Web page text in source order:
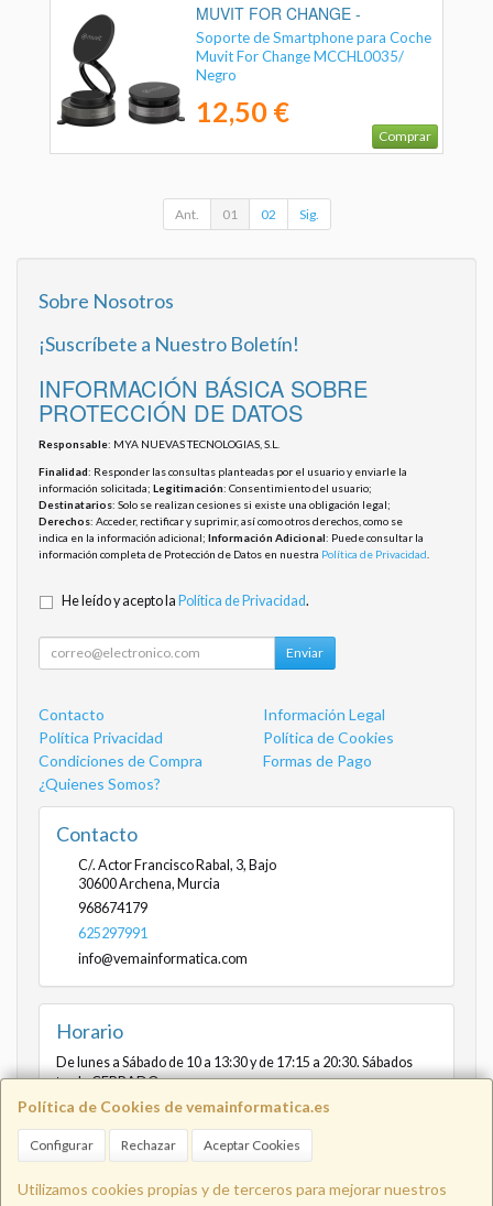
MUVIT FOR CHANGE -
MCCHL0035
Soporte de Smartphone para Coche
Muvit For Change MCCHL0035/
Negro
12,50 €
Comprar
Ant. 01 02 Sig.
Política de Cookies de vemainformatica.es
Configurar Rechazar Aceptar Cookies
Utilizamos cookies propias y de terceros para mejorar nuestros
Sobre Nosotros
¡Suscríbete a Nuestro Boletín!
INFORMACIÓN BÁSICA SOBRE
PROTECCIÓN DE DATOS
Responsable: MYA NUEVAS TECNOLOGIAS, S.L.
Finalidad: Responder las consultas planteadas por el usuario y enviarle la
información solicitada; Legitimación: Consentimiento del usuario;
Destinatarios: Solo se realizan cesiones si existe una obligación legal;
Derechos: Acceder, rectificar y suprimir, así como otros derechos, como se
indica en la información adicional; Información Adicional: Puede consultar la
información completa de Protección de Datos en nuestra Política de Privacidad
He leído y acepto la Política de Privacidad.
Enviar
Contacto
Información Legal
Política Privacidad
Política de Cookies
Condiciones de Compra
Formas de Pago
¿Quienes Somos?
Contacto
C/. Actor Francisco Rabal, 3, Bajo
30600Archena, Murcia
968674179
625297991
info@vemainformatica.com
Horario
De lunes a Sábado de 10 a 13:30 y de 17:15 a 20:30. Sábados
tarde CERRADO
Info@vemainformatica.com 625